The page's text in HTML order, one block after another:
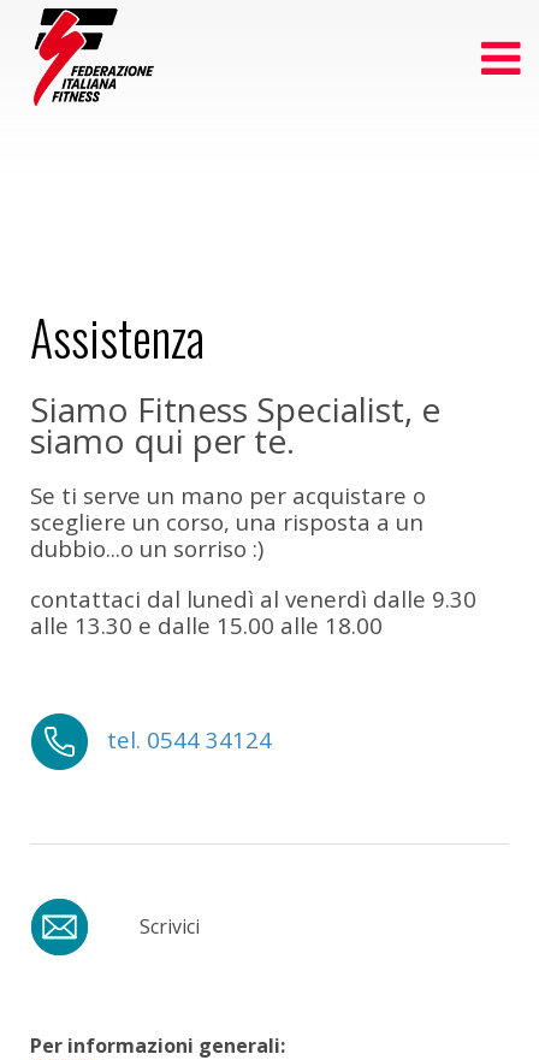
Assistenza
Siamo Fitness Specialist, e
siamo qui per te.
Se ti serve un mano per acquistare o
scegliere un corso, una risposta a un
dubbio...o un sorriso :)
contattaci dal lunedì al venerdì dalle 9.30
alle 13.30 e dalle 15.00 alle 18.00
tel. 0544 34124
Scrivici
Per informazioni generali: